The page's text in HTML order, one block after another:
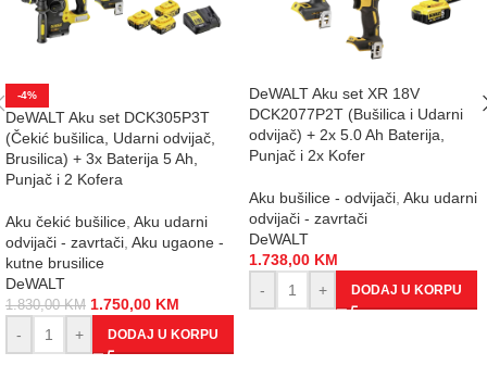
-4%
DeWALT Aku set DCK305P3T
(Čekić bušilica, Udarni odvijač,
Brusilica) + 3x Baterija 5 Ah,
Punjač i 2 Kofera
Aku čekić bušilice, Aku udarni
odvijači - zavrtači, Aku ugaone -
kutne brusilice
DeWALT
1.830,00KM 1.750,00 KM
-
+ DODAJ U KORPU
DeWALT Aku set XR 18V
DCK2077P2T (Bušilica i Udarni
odvijač) + 2x 5.0 Ah Baterija,
Punjač i 2x Kofer
Aku bušilice - odvijači, Aku udarni
odvijači - zavrtači
DeWALT
1.738,00 KM
-
+ DODAJ U KORPU